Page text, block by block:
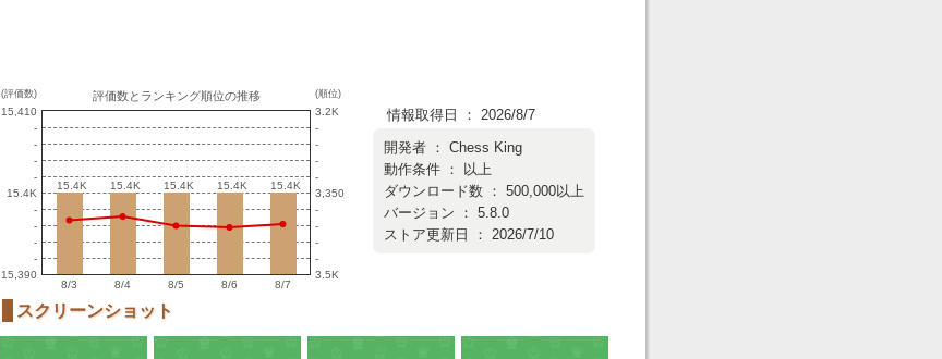
(評価数)
15,410
-
-
-
-
15.4K
-
-
-
-
15,390
評価数とランキング順位の推移
15.4K
15.4K 15.4K
15.4K 15.4K
15.4K 15.4K
15.4K 15.4K
15.4K
8/3 8/4 8/5 8/6 8/7
(順位)
3.2K
-
-
-
-
3,350
-
-
-
-
3.5K
情報取得日 ： 2026/8/7
開発者 ： Chess King
動作条件 ： 以上
ダウンロード数 ： 500,000以上
バージョン ： 5.8.0
ストア更新日 ： 2026/7/10
スクリーンショット